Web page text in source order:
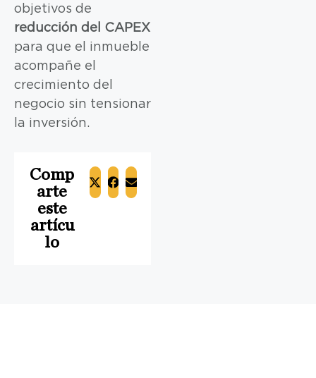
objetivos de
reducción del CAPEX
para que el inmueble
acompañe el
crecimiento del
negocio sin tensionar
la inversión.
Comp
arte
este
artícu
lo